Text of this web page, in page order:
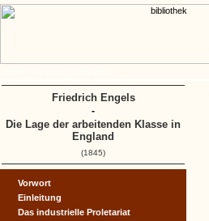
Vorwort
Einleitung
Das industrielle Proletariat
Friedrich Engels
-
Die Lage der arbeitenden Klasse in
England
(1845)